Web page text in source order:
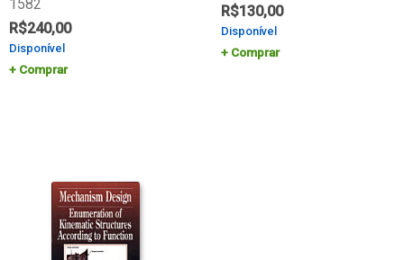
1582
R$240,00
Disponível
Comprar
R$130,00
Disponível
Comprar